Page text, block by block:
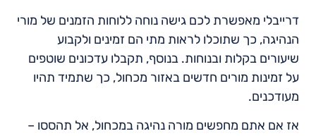
דרייבלי מאפשרת לכם גישה נוחה ללוחות הזמנים של מורי
הנהיגה, כך שתוכלו לראות מתי הם זמינים ולקבוע
שיעורים בקלות ובנוחות. בנוסף, תקבלו עדכונים שוטפים
על זמינות מורים חדשים באזור מכחול, כך שתמיד תהיו
מעודכנים.
אז אם אתם מחפשים מורה נהיגה במכחול, אל תהססו –